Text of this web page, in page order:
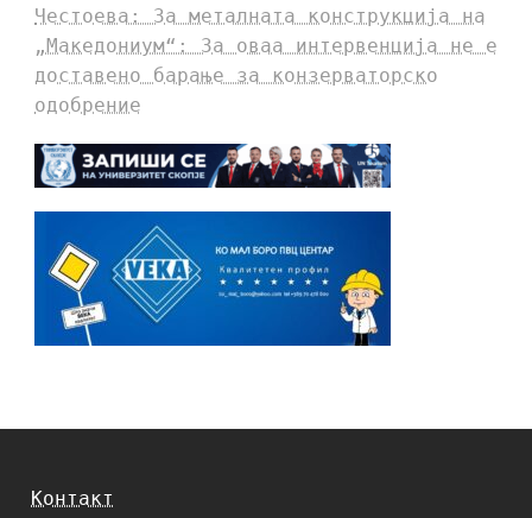
Честоева: За металната конструкција на
„Македониум“: За оваа интервенција не е
доставено барање за конзерваторско
одобрение
Контакт